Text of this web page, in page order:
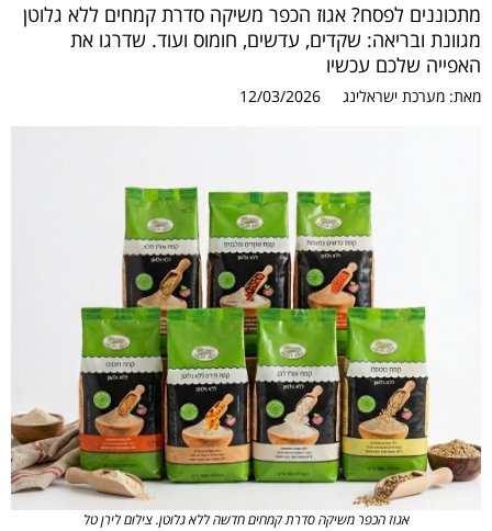
מתכוננים לפסח? אגוז הכפר משיקה סדרת קמחים ללא גלוטן
מגוונת ובריאה: שקדים, עדשים, חומוס ועוד. שדרגו את
האפייה שלכם עכשיו
מאת: מערכת ישראלינג 12/03/2026
אגוז הכפר משיקה סדרת קמחים חדשה ללא גלוטן. צילום לירן טל